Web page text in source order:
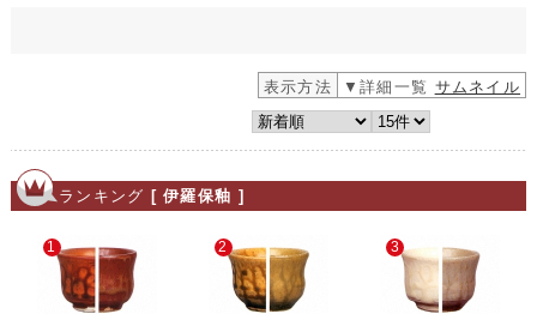
表示方法 ▼詳細一覧 サムネイル
ランキング [ 伊羅保釉 ]
1 2 3